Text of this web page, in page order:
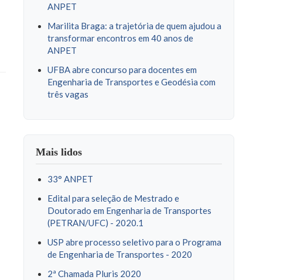
ANPET
Marilita Braga: a trajetória de quem ajudou a
transformar encontros em 40 anos de
ANPET
UFBA abre concurso para docentes em
Engenharia de Transportes e Geodésia com
três vagas
Mais lidos
33° ANPET
Edital para seleção de Mestrado e
Doutorado em Engenharia de Transportes
(PETRAN/UFC) - 2020.1
USP abre processo seletivo para o Programa
de Engenharia de Transportes - 2020
2ª Chamada Pluris 2020